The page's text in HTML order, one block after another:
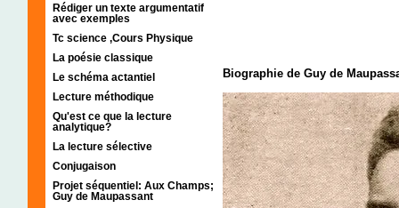
Rédiger un texte argumentatif
avec exemples
Tc science ,Cours Physique
La poésie classique
Le schéma actantiel
Lecture méthodique
Qu'est ce que la lecture
analytique?
La lecture sélective
Conjugaison
Projet séquentiel: Aux Champs;
Guy de Maupassant
Biographie de Guy de